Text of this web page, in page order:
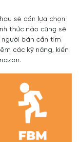
sẽ cần lựa chọn
thức nào cũng sẽ
người bán cần tìm
các kỹ năng, kiến